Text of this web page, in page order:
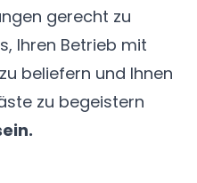
gerecht zu
Ihren Betrieb mit
beliefern und Ihnen
zu begeistern